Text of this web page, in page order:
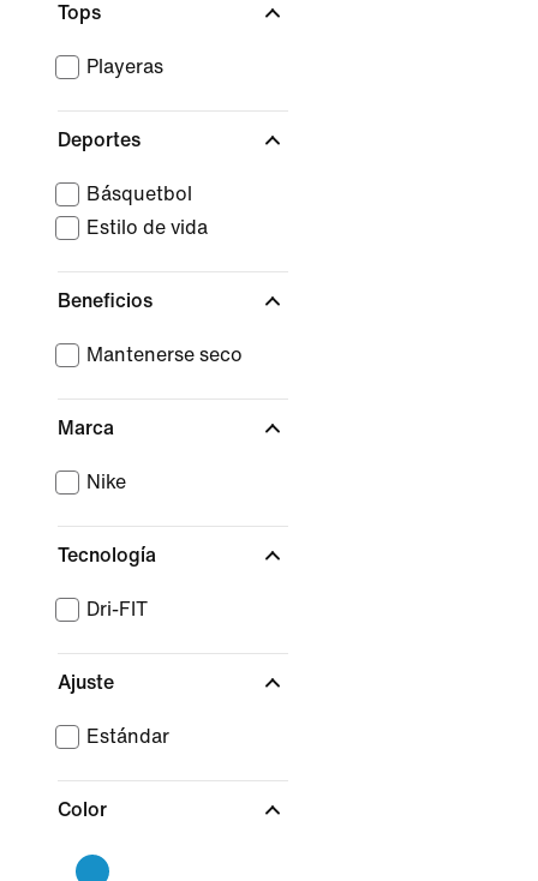
Tops
Playeras
Deportes
Básquetbol
Estilo de vida
Beneficios
Mantenerse seco
Marca
Nike
Tecnología
Dri-FIT
Ajuste
Estándar
Color